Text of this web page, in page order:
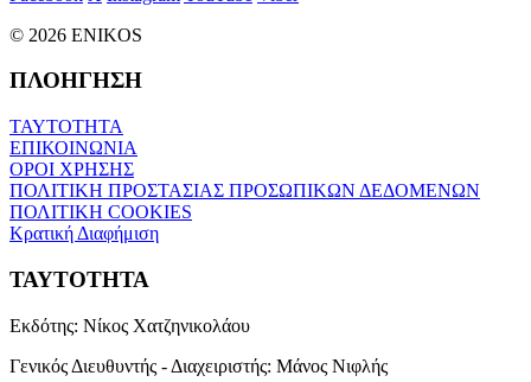
© 2026 ENIKOS
ΠΛΟΗΓΗΣΗ
ΤΑΥΤΟΤΗΤΑ
ΕΠΙΚΟΙΝΩΝΙΑ
ΟΡΟΙ ΧΡΗΣΗΣ
ΠΟΛΙΤΙΚΗ ΠΡΟΣΤΑΣΙΑΣ ΠΡΟΣΩΠΙΚΩΝ ΔΕΔΟΜΕΝΩΝ
ΠΟΛΙΤΙΚΗ COOKIES
Κρατική Διαφήμιση
ΤΑΥΤΟΤΗΤΑ
Εκδότης: Νίκος Χατζηνικολάου
Γενικός Διευθυντής - Διαχειριστής: Μάνος Νιφλής